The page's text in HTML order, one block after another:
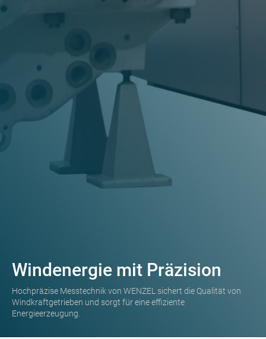
Windenergie mit Präzision
Hochpräzise Messtechnik von WENZEL sichert die Qualität von
Windkraftgetrieben und sorgt für eine effiziente
Energieerzeugung.